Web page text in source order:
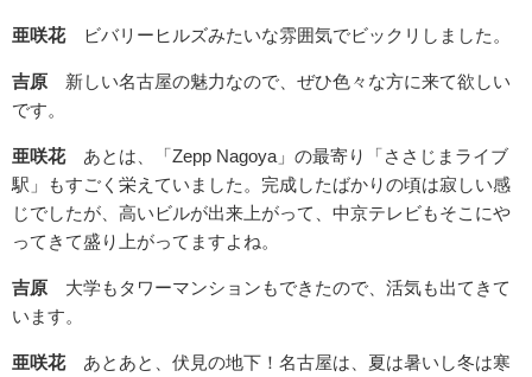
亜咲花 ビバリーヒルズみたいな雰囲気でビックリしました。
吉原 新しい名古屋の魅力なので、ぜひ色々な方に来て欲しい
です。
亜咲花あとは、「Zepp Nagoya」の最寄り「ささじまライブ
駅」もすごく栄えていました。完成したばかりの頃は寂しい感
じでしたが、高いビルが出来上がって、中京テレビもそこにや
ってきて盛り上がってますよね。
吉原 大学もタワーマンションもできたので、活気も出てきて
います。
亜咲花あとあと、伏見の地下！名古屋は、夏は暑いし冬は寒